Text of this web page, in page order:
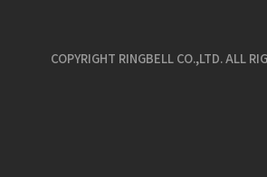
COPYRIGHT RINGBELL CO.,LTD. ALL